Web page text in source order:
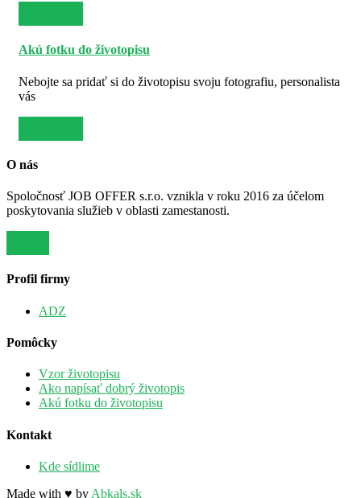
Akú fotku do životopisu
Nebojte sa pridať si do životopisu svoju fotografiu, personalista
vás
O nás
Spoločnosť JOB OFFER s.r.o. vznikla v roku 2016 za účelom
poskytovania služieb v oblasti zamestanosti.
Profil firmy
ADZ
Pomôcky
Vzor životopisu
Ako napísať dobrý životopis
Akú fotku do životopisu
Kontakt
Kde sídlime
Made with ♥ by Abkals.sk